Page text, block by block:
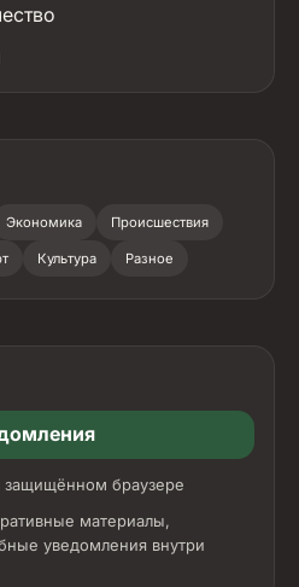
Экономика Происшествия
Культура Разное
защищённом браузере
материалы,
уведомления внутри